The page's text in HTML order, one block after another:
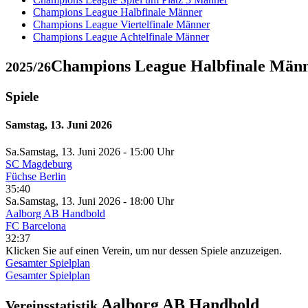
Champions League Halbfinale Männer
Champions League Viertelfinale Männer
Champions League Achtelfinale Männer
2025/26Champions League Halbfinale
Spiele
Samstag, 13. Juni 2026
Sa.Samstag, 13. Juni 2026 - 15:00 Uhr
SC Magdeburg
Füchse Berlin
35:40
Sa.Samstag, 13. Juni 2026 - 18:00 Uhr
Aalborg AB Handbold
FC Barcelona
32:37
Klicken Sie auf einen Verein, um nur dessen Spiele anzuzeigen.
Gesamter Spielplan
Gesamter Spielplan